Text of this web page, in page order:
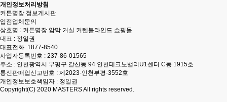
개인정보처리방침
커튼명장 정보게시판
입점업체문의
상호명 : 커튼명장 암막 거실 커텐블라인드 쇼핑몰
대표 : 정일권
대표전화: 1877-8540
사업자등록번호 : 237-86-01565
주소 : 인천광역시 부평구 갈산동 94 인천테크노밸리U1센터 C동 1915호
통신판매업신고번호 : 제2023-인천부평-3552호
개인정보보호책임자 : 정일권
Copyright(C) 2020 MASTERSAll rights reserved.